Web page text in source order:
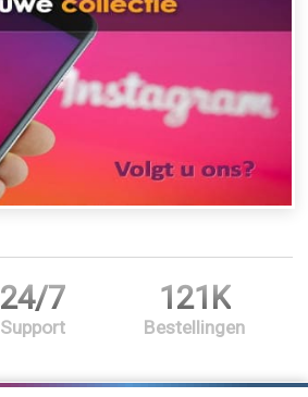
24/7
Support
121K
Bestellingen